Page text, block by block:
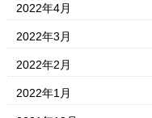
2022年4月
2022年3月
2022年2月
2022年1月